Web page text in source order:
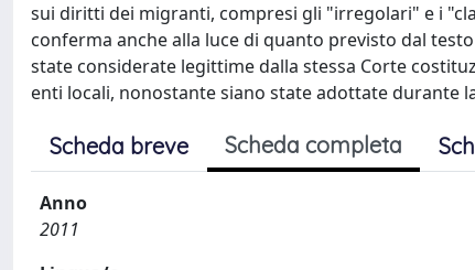
sui diritti dei migranti, compresi gli "irregolari" e i
conferma anche alla luce di quanto previsto dal
state considerate legittime dalla stessa Corte
enti locali, nonostante siano state adottate durante
Scheda breve Scheda completa
Anno
2011